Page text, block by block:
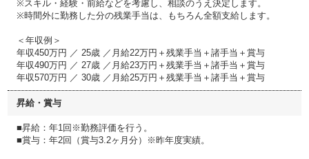
※スキル・経験・前給などを考慮し、相談のうえ決定します。
※時間外に勤務した分の残業手当は、もちろん全額支給します。
＜年収例＞
年収450万円 ／ 25歳 ／月給22万円＋残業手当＋諸手当＋賞与
年収490万円 ／ 27歳 ／月給23万円＋残業手当＋諸手当＋賞与
年収570万円 ／ 30歳 ／月給25万円＋残業手当＋諸手当＋賞与
昇給・賞与
■昇給：年1回※勤務評価を行う。
■賞与：年2回（賞与3.2ヶ月分）※昨年度実績。